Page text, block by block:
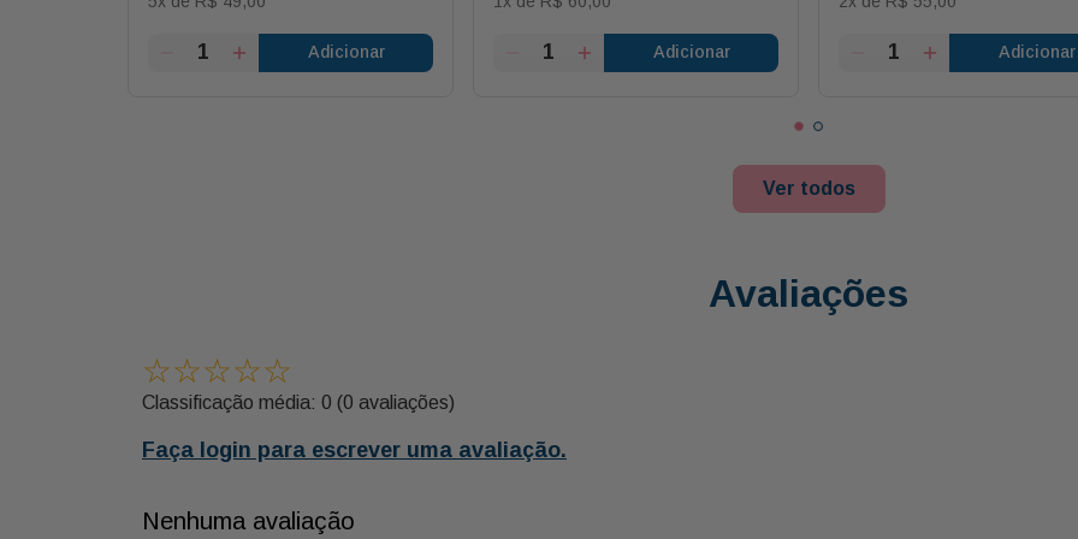
Adicionar Adicionar Adicionar
Ver todos
Avaliações
☆☆☆☆☆
Classificação média: 0 (0 avaliações)
Faça login para escrever uma avaliação.
Nenhuma avaliação